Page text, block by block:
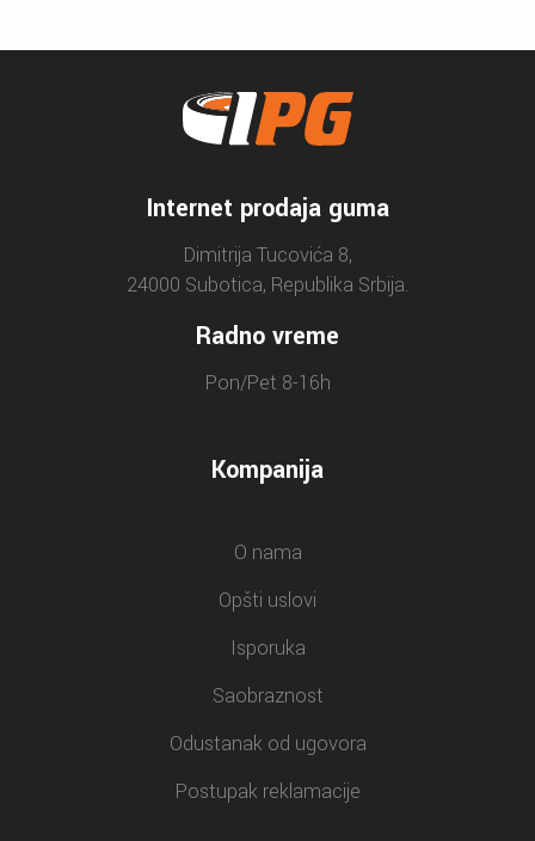
Internet prodaja guma
Dimitrija Tucovića 8,
24000 Subotica, Republika Srbija.
Radno vreme
Pon/Pet 8-16h
Kompanija
O nama
Opšti uslovi
Isporuka
Saobraznost
Odustanak od ugovora
Postupak reklamacije